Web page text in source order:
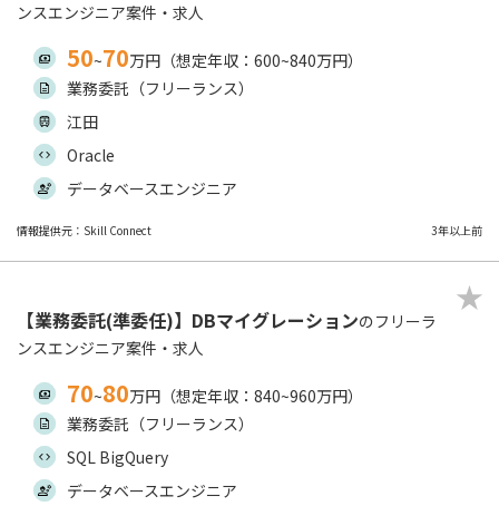
ンスエンジニア案件・求人
50~70万円（想定年収：600~840万円）
業務委託（フリーランス）
江田
Oracle
データベースエンジニア
情報提供元：Skill Connect 3年以上前
【業務委託(準委任)】DBマイグレーションのフリーラ
ンスエンジニア案件・求人
70~80万円（想定年収：840~960万円）
業務委託（フリーランス）
SQL BigQuery
データベースエンジニア